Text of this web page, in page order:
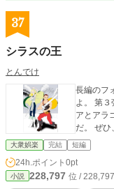
37
シラスの王
とんでけ
長編のフ
よ。 第３
アとアラ
だ。 ぜ
大衆娯楽 完結 短編
24h.ポイント 0pt
小説 228,797 位 /